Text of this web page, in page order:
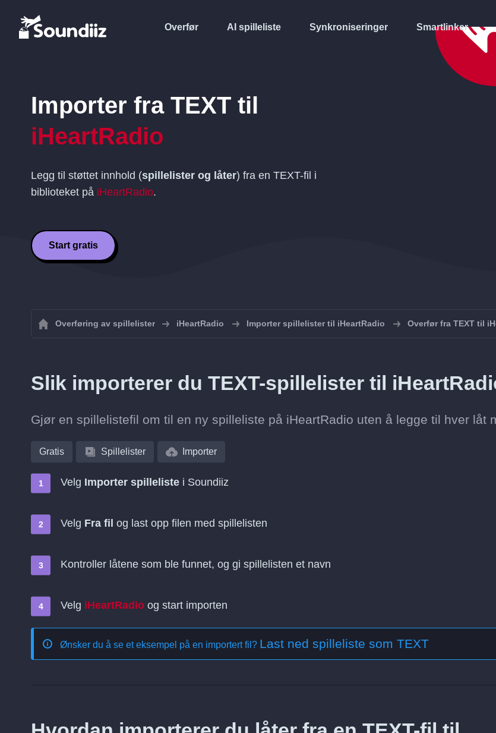
Overfør AI spilleliste Synkroniseringer Smartlinker
Importer fra TEXT til
iHeartRadio
Legg til støttet innhold (spillelister og låter) fra en TEXT-fil i
biblioteket på iHeartRadio.
Start gratis
Overføring av spillelister iHeartRadio Importer spillelister til iHeartRadio Overfør fra TEXT til
Slik importerer du TEXT-spillelister til
Gjør en spillelistefil om til en ny spilleliste på iHeartRadio uten å legge til hver låt
Gratis Spillelister Importer
Velg Importer spilleliste i Soundiiz
Velg Fra fil og last opp filen med spillelisten
Kontroller låtene som ble funnet, og gi spillelisten et navn
Velg iHeartRadio og start importen
Ønsker du å se et eksempel på en importert fil? Last ned spilleliste som TEXT